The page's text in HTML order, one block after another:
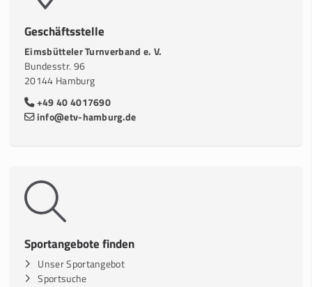
Geschäftsstelle
Eimsbütteler Turnverband e. V.
Bundesstr. 96
20144 Hamburg
+49 40 4017690
info@etv-hamburg.de
Sportangebote finden
Unser Sportangebot
Sportsuche